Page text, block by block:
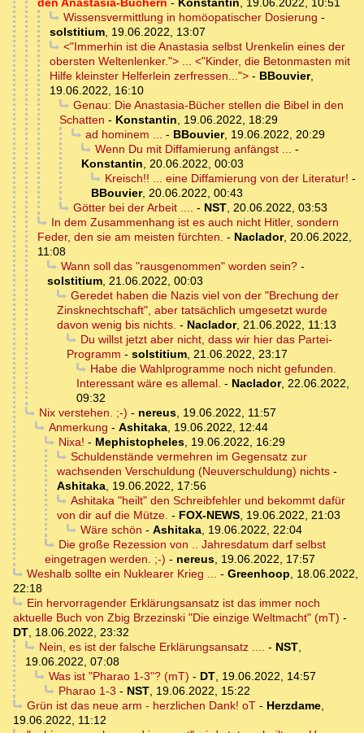
den Anastasia-Büchern - Konstantin, 19.06.2022, 10:51
Wissensvermittlung in homöopatischer Dosierung -
solstitium, 19.06.2022, 13:07
<"Immerhin ist die Anastasia selbst Urenkelin eines der
obersten Weltenlenker."> ... <"Kinder, die Betonmasten mit
Hilfe kleinster Helferlein zerfressen..."> - BBouvier,
19.06.2022, 16:10
Genau: Die Anastasia-Bücher stellen die Bibel in den
Schatten - Konstantin, 19.06.2022, 18:29
ad hominem ... - BBouvier, 19.06.2022, 20:29
Wenn Du mit Diffamierung anfängst ... -
Konstantin, 20.06.2022, 00:03
Kreisch!! ... eine Diffamierung von der Literatur! -
BBouvier, 20.06.2022, 00:43
Götter bei der Arbeit .... - NST, 20.06.2022, 03:53
In dem Zusammenhang ist es auch nicht Hitler, sondern
Feder, den sie am meisten fürchten. - Naclador, 20.06.2022,
11:08
Wann soll das "rausgenommen" worden sein?-
solstitium, 21.06.2022, 00:03
Geredet haben die Nazis viel von der "Brechung der
Zinsknechtschaft", aber tatsächlich umgesetzt wurde
davon wenig bis nichts. - Naclador, 21.06.2022, 11:13
Du willst jetzt aber nicht, dass wir hier das Partei-
Programm - solstitium, 21.06.2022, 23:17
Habe die Wahlprogramme noch nicht gefunden.
Interessant wäre es allemal. - Naclador, 22.06.2022,
09:32
Nix verstehen. ;-) - nereus, 19.06.2022, 11:57
Anmerkung - Ashitaka, 19.06.2022, 12:44
Nixa! - Mephistopheles, 19.06.2022, 16:29
Schuldenstände vermehren im Gegensatz zur
wachsenden Verschuldung (Neuverschuldung) nichts -
Ashitaka, 19.06.2022, 17:56
Ashitaka "heilt" den Schreibfehler und bekommt dafür
von dir auf die Mütze. - FOX-NEWS, 19.06.2022, 21:03
Wäre schön - Ashitaka, 19.06.2022, 22:04
Die große Rezession von .. Jahresdatum darf selbst
eingetragen werden. ;-) - nereus, 19.06.2022, 17:57
Weshalb sollte ein Nuklearer Krieg ... - Greenhoop, 18.06.2022,
22:18
Ein hervorragender Erklärungsansatz ist das immer noch
aktuelle Buch von Zbig Brzezinski "Die einzige Weltmacht" (mT) -
DT, 18.06.2022, 23:32
Nein, es ist der falsche Erklärungsansatz .... - NST,
19.06.2022, 07:08
Was ist "Pharao 1-3"? (mT) - DT, 19.06.2022, 14:57
Pharao 1-3 - NST, 19.06.2022, 15:22
Grün ist das neue arm - herzlichen Dank! oT- Herzdame,
19.06.2022, 11:12